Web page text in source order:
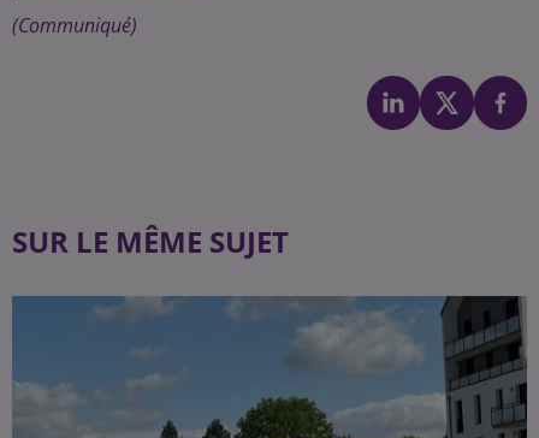
(Communiqué)
SUR LE MÊME SUJET